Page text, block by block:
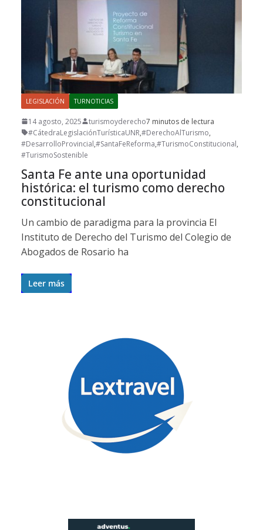
LEGISLACIÓN TURNOTICIAS
14 agosto, 2025 turismoyderecho7 minutos de lectura
#CátedraLegislaciónTurísticaUNR,#DerechoAlTurismo,
#DesarrolloProvincial,#SantaFeReforma,#TurismoConstitucional,
#TurismoSostenible
Santa Fe ante una oportunidad
histórica: el turismo como derecho
constitucional
Un cambio de paradigma para la provincia El
Instituto de Derecho del Turismo del Colegio de
Abogados de Rosario ha
Leer más